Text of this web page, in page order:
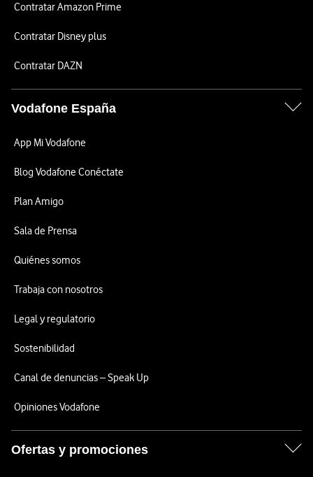
Contratar Amazon Prime
Contratar Disney plus
Contratar DAZN
Vodafone España
App Mi Vodafone
Blog Vodafone Conéctate
Plan Amigo
Sala de Prensa
Quiénes somos
Trabaja con nosotros
Legal y regulatorio
Sostenibilidad
Canal de denuncias – Speak Up
Opiniones Vodafone
Ofertas y promociones